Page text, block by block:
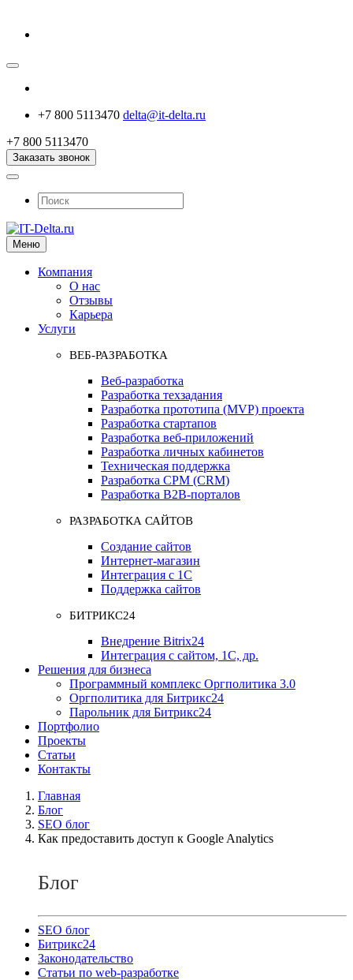
+7 800 5113470 delta@it-delta.ru
+7 800 5113470
Заказать звонок
Меню
Компания
О нас
Отзывы
Карьера
Услуги
ВЕБ-РАЗРАБОТКА
Веб-разработка
Разработка техзадания
Разработка прототипа (MVP) проекта
Разработка стартапов
Разработка веб-приложений
Разработка личных кабинетов
Техническая поддержка
Разработка СРМ (CRM)
Разработка B2B-порталов
РАЗРАБОТКА САЙТОВ
Создание сайтов
Интернет-магазин
Интеграция с 1С
Поддержка сайтов
БИТРИКС24
Внедрение Bitrix24
Интеграция с сайтом, 1С, др.
Решения для бизнеса
Программный комплекс Оргполитика 3.0
Оргполитика для Битрикс24
Парольник для Битрикс24
Портфолио
Проекты
Статьи
Контакты
Главная
Блог
SEO блог
Как предоставить доступ к Google Analytics
Блог
SEO блог
Битрикс24
Законодательство
Статьи по web-разработке